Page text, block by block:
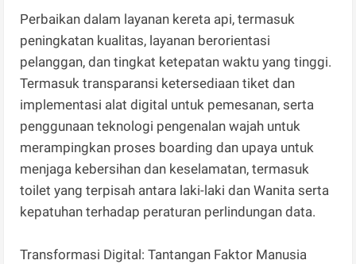
Perbaikan dalam layanan kereta api, termasuk
peningkatan kualitas, layanan berorientasi
pelanggan, dan tingkat ketepatan waktu yang tinggi.
Termasuk transparansi ketersediaan tiket dan
implementasi alat digital untuk pemesanan, serta
penggunaan teknologi pengenalan wajah untuk
merampingkan proses boarding dan upaya untuk
menjaga kebersihan dan keselamatan, termasuk
toilet yang terpisah antara laki-laki dan Wanita serta
kepatuhan terhadap peraturan perlindungan data.
Transformasi Digital: Tantangan Faktor Manusia